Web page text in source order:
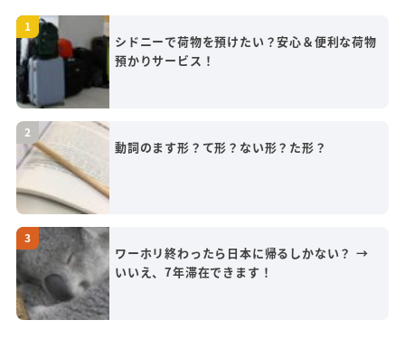
シドニーで荷物を預けたい？安心＆便利な荷物
預かりサービス！
動詞のます形？て形？ない形？た形？
ワーホリ終わったら日本に帰るしかない？ →
いいえ、7年滞在できます！